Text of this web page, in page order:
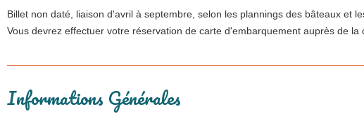
Billet non daté, liaison d'avril à septembre, selon les plannings des bâteaux et
Vous devrez effectuer votre réservation de carte d'embarquement auprès de la
Informations Générales